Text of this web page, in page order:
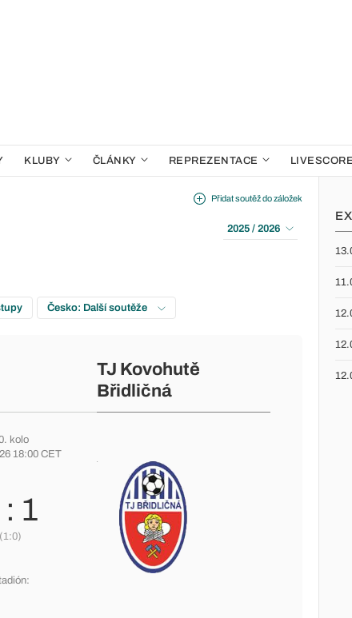
KLUBY ČLÁNKY REPREZENTACE LIVESCORE
Přidat soutěž do záložek
2025 / 2026
Česko: Další soutěže
TJ Kovohutě
Břidličná
kolo
18:00 CET
: 1
(1:0)